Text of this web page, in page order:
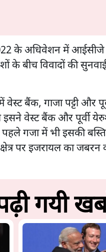
के अधिवेशन में आईसीजे
के बीच विवादों की
बैंक, गाजा पट्टी और
वेस्ट बैंक और पूर्वी
गजा में भी इसकी
पर इजरायल का जबरन
गयी